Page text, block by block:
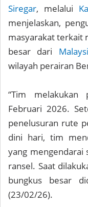
Siregar, melalui
menjelaskan,
masyarakat terkait
besar dari
wilayah perairan
“Tim melakukan
Februari 2026.
penelusuran rute
dini hari, tim
yang
ransel. Saat
bungkus besar
(23/02/26).